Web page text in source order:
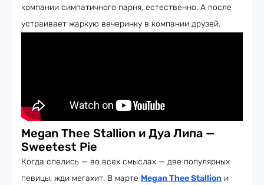
компании симпатичного парня, естественно. А после
устраивает жаркую вечеринку в компании друзей.
Megan Thee Stallion и Дуа Липа —
Sweetest Pie
Когда спелись — во всех смыслах — две популярных
певицы, жди мегахит. В марте Megan Thee Stallion и